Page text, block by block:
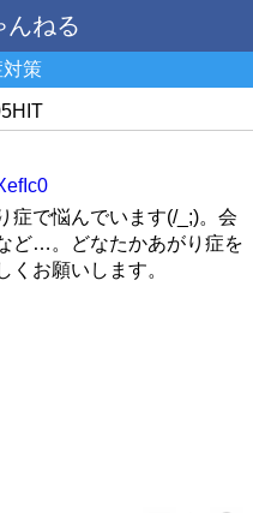
んねる
対策
症で悩んでいます(/_;)。会
ど…。どなたかあがり症を
お願いします。